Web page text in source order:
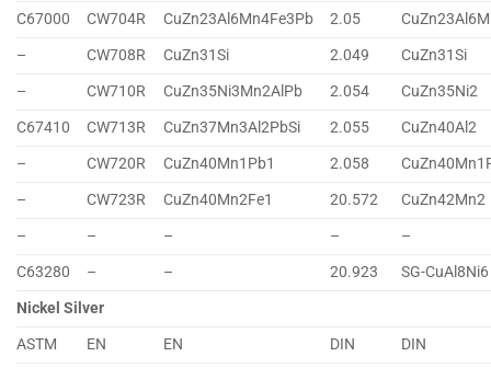
C67000 CW704R CuZn23Al6Mn4Fe3Pb 2.05
–
CW708R CuZn31Si 2.049
CuZn31Si
–
CW710R CuZn35Ni3Mn2AlPb 2.054
CuZn35Ni2
C67410
CW713R CuZn37Mn3Al2PbSi 2.055
CuZn40Al2
–
CW720R CuZn40Mn1Pb1 2.058
–
CW723R CuZn40Mn2Fe1 20.572
CuZn42Mn2
–
– – –
–
C63280
– – 20.923
SG-CuAl8Ni6
Nickel Silver
ASTM
EN EN DIN
DIN